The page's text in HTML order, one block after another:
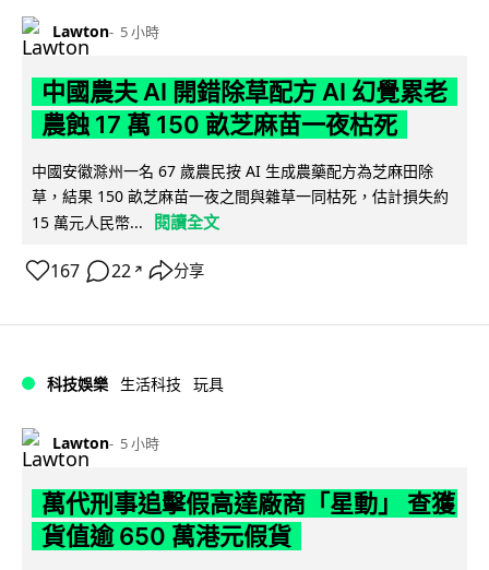
Lawton 5 小時
中國農夫 AI 開錯除草配方 AI 幻覺累老
農蝕 17 萬 150 畝芝麻苗一夜枯死
中國安徽滁州一名 67 歲農民按 AI 生成農藥配方為芝麻田除
草，結果 150 畝芝麻苗一夜之間與雜草一同枯死，估計損失約
15 萬元人民幣...
閱讀全文
167 22 ↗ 分享
科技娛樂 生活科技 玩具
Lawton 5 小時
萬代刑事追擊假高達廠商「星動」 查獲
貨值逾 650 萬港元假貨